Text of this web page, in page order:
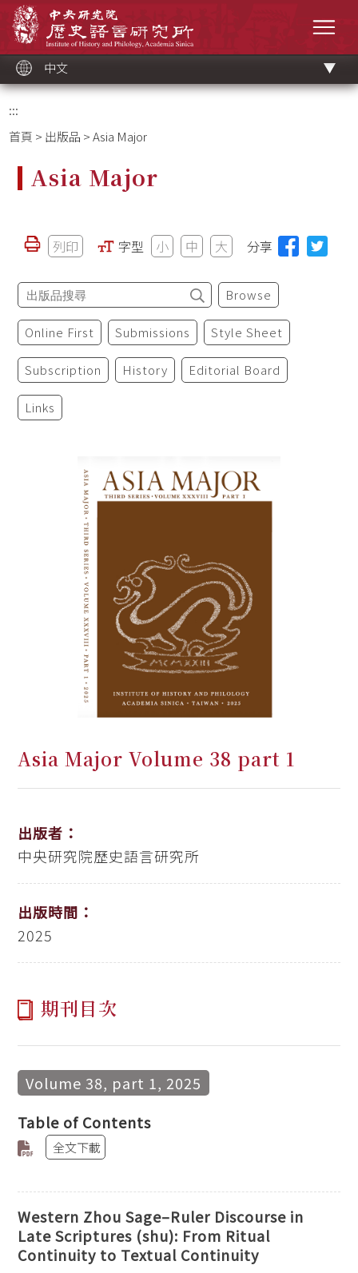
中文
:::
首頁 > 出版品 > Asia Major
Asia Major
列印 字型 小 中 大 分享
Browse
Online First Submissions Style Sheet
Subscription History Editorial Board
Links
Asia Major Volume 38 part 1
出版者：
中央研究院歷史語言研究所
出版時間：
2025
期刊目次
Volume 38, part 1, 2025
Table of Contents
全文下載
Western Zhou Sage–Ruler Discourse in
Late Scriptures (shu): From Ritual
Continuity to Textual Continuity